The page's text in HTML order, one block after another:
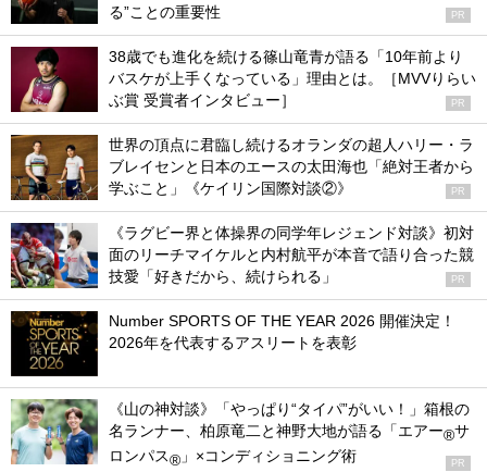
る”ことの重要性
PR
38歳でも進化を続ける篠山竜青が語る「10年前より
バスケが上手くなっている」理由とは。［MVVりらい
ぶ賞 受賞者インタビュー］
PR
世界の頂点に君臨し続けるオランダの超人ハリー・ラ
ブレイセンと日本のエースの太田海也「絶対王者から
学ぶこと」《ケイリン国際対談②》
PR
《ラグビー界と体操界の同学年レジェンド対談》初対
面のリーチマイケルと内村航平が本音で語り合った競
技愛「好きだから、続けられる」
PR
Number SPORTS OF THE YEAR 2026 開催決定！
2026年を代表するアスリートを表彰
《山の神対談》「やっぱり“タイパ”がいい！」箱根の
名ランナー、柏原竜二と神野大地が語る「エアー®サ
ロンパス® 」×コンディショニング術 PR